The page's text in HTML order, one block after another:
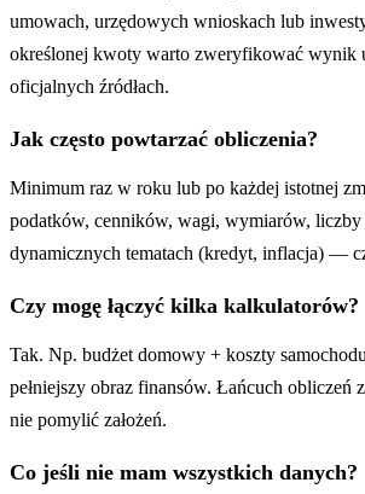
umowach, urzędowych wnioskach lub
określonej kwoty warto zweryfikować wynik
oficjalnych źródłach.
Jak często powtarzać obliczenia?
Minimum raz w roku lub po każdej istotnej
podatków, cenników, wagi, wymiarów,
dynamicznych tematach (kredyt, inflacja) —
Czy mogę łączyć kilka kalkulatorów?
Tak. Np. budżet domowy + koszty
pełniejszy obraz finansów. Łańcuch obliczeń
nie pomylić założeń.
Co jeśli nie mam wszystkich danych?